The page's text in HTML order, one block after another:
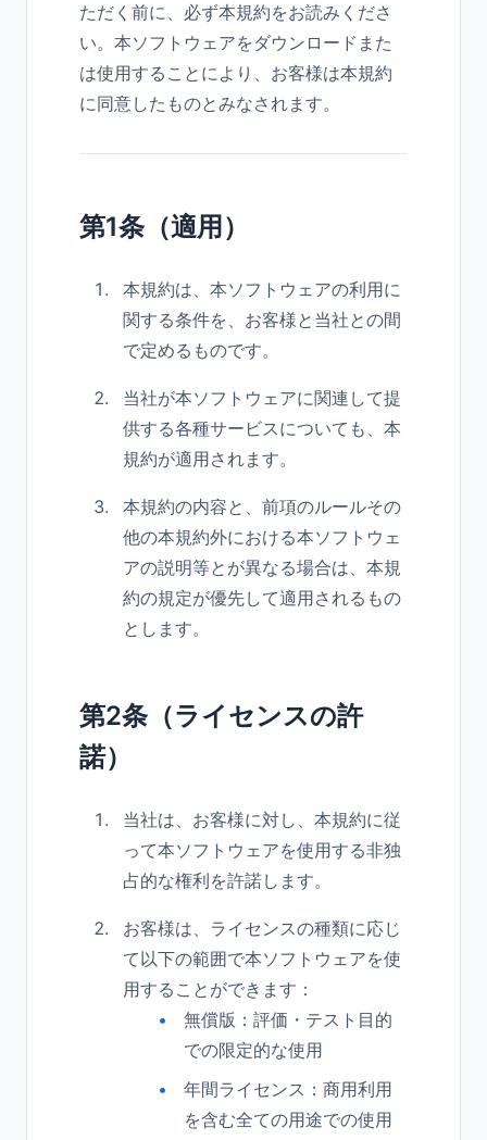
ただく前に、必ず本規約をお読みくださ
い。本ソフトウェアをダウンロードまた
は使用することにより、お客様は本規約
に同意したものとみなされます。
第1条（適用）
本規約は、本ソフトウェアの利用に
関する条件を、お客様と当社との間
で定めるものです。
当社が本ソフトウェアに関連して提
供する各種サービスについても、本
規約が適用されます。
本規約の内容と、前項のルールその
他の本規約外における本ソフトウェ
アの説明等とが異なる場合は、本規
約の規定が優先して適用されるもの
とします。
第2条（ライセンスの許
諾）
当社は、お客様に対し、本規約に従
って本ソフトウェアを使用する非独
占的な権利を許諾します。
お客様は、ライセンスの種類に応じ
て以下の範囲で本ソフトウェアを使
用することができます：
無償版：評価・テスト目的
での限定的な使用
年間ライセンス：商用利用
を含む全ての用途での使用